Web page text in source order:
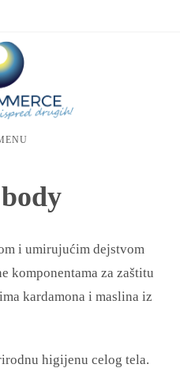
i umirujućim dejstvom
komponentama za zaštitu
kardamona i maslina iz
higijenu celog tela.